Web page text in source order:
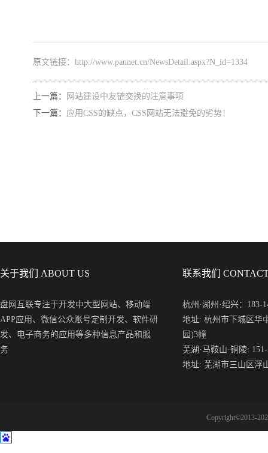
原文链接：http://www.pannet.cn/NewsDetail.aspx?N_id=1334
上一篇：
网站建设中友链交换的注意事项
下一篇： 应用CSS的缺点，CSS网站无法避免的劣势！
关于我们 ABOUT US
盘网互联专注于开发中大型网站、移动端
APP应用、微信公众账号定制开发、软件研
发、电子商务的应用等多种信息产品和服
务
联系我们
杭州·湖州·绍兴：183-
地址: 杭州市下城区华
园)3幢
芜湖·马鞍山·铜陵:
地址: 芜湖市三山区浮
Copyright©2013-